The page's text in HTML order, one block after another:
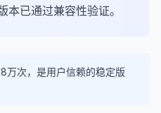
已通过兼容性验证。
万次，是用户信赖的稳定版